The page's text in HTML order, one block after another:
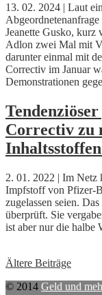
13. 02. 2024 | Laut
Jeanette Gusko, kurz
Adlon zwei Mal mit
darunter einmal mit
Correctiv im Januar
Demonstrationen
Correctiv zu
2. 01. 2022 | Im Netz
Impfstoff von Pfizer-
zugelassen seien.
überprüft. Sie
ist aber nur die halbe
Ältere Beiträge
© 2014 Geld und